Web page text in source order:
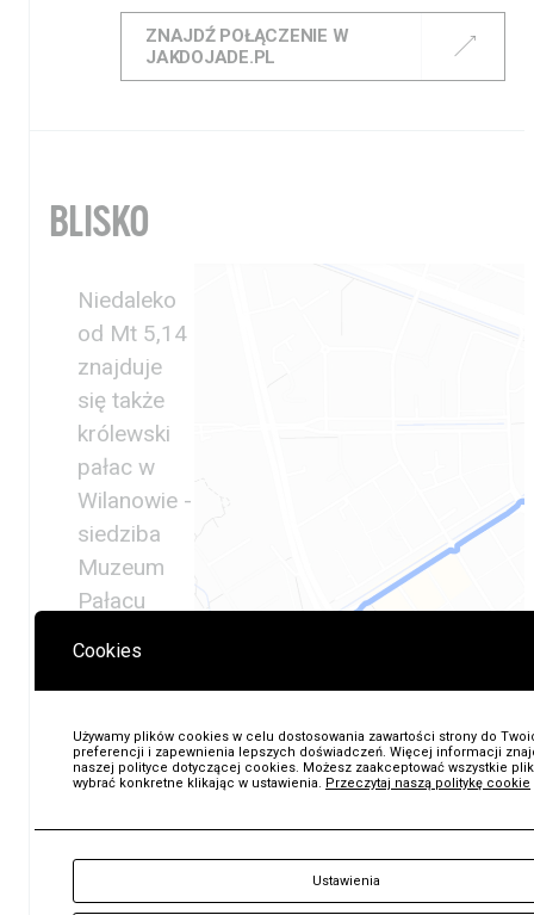
ZNAJDŹ POŁĄCZENIE W
JAKDOJADE.PL
BLISKO
Niedaleko
od Mt 5,14
znajduje
się także
królewski
pałac w
Wilanowie -
siedziba
Muzeum
Pałacu
na południe
Warszawy
odwiedzić
aż dwa
wyjątkowe
Cookies
Używamy plików cookies w celu dostosowania zawartości strony do
preferencji i zapewnienia lepszych doświadczeń. Więcej informacji
naszej polityce dotyczącej cookies. Możesz zaakceptować wszystkie
wybrać konkretne klikając w ustawienia. Przeczytaj naszą politykę cookie
Ustawienia